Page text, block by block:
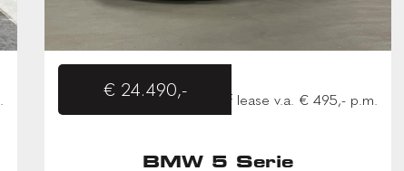
€ 24.490,- of lease v.a. € 495,- p.m.
BMW 5 Serie